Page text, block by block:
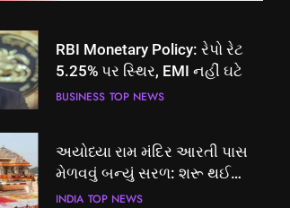
RBI Monetary Policy: રેપો રેટ
5.25% પર સ્થિર, EMI નહીં ઘટે
BUSINESS TOP NEWS
અયોધ્યા રામ મંદિર આરતી પાસ
મેળવવું બન્યું સરળ: શરૂ થઈ
તત્કાલ સુવિધા, જાણો સંપૂર્ણ
INDIA TOP NEWS